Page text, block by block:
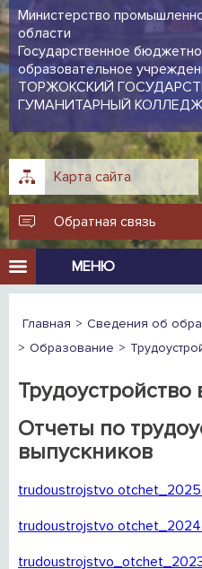
Министерство
области
Государственное
образовательное
ТОРЖОКСКИЙ
ГУМАНИТАРНЫЙ КОЛЛЕДЖ
Карта сайта
Обратная связь
МЕНЮ
Главная
Сведения об
Образование
Отчеты по
выпускников
trudoustrojstvo
trudoustrojstvo